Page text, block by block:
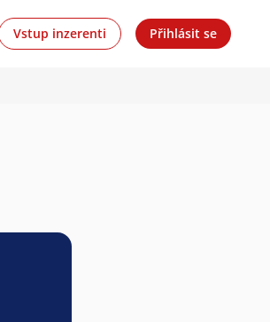
Vstup inzerenti Přihlásit se